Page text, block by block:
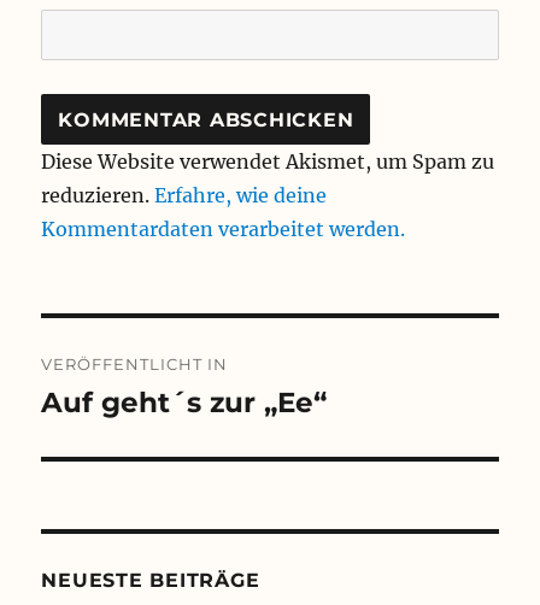
Diese Website verwendet Akismet, um Spam zu
reduzieren.Erfahre, wie deine
Kommentardaten verarbeitet werden.
VERÖFFENTLICHT IN
Auf geht´s zur „Ee“
NEUESTE BEITRÄGE